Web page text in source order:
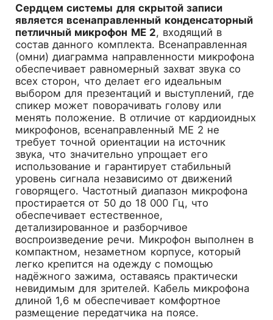
Сердцем системы для скрытой записи
является всенаправленный конденсаторный
петличный микрофон ME 2, входящий в
состав данного комплекта. Всенаправленная
(омни) диаграмма направленности микрофона
обеспечивает равномерный захват звука со
всех сторон, что делает его идеальным
выбором для презентаций и выступлений, где
спикер может поворачивать голову или
менять положение. В отличие от кардиоидных
микрофонов, всенаправленный ME 2 не
требует точной ориентации на источник
звука, что значительно упрощает его
использование и гарантирует стабильный
уровень сигнала независимо от движений
говорящего. Частотный диапазон микрофона
простирается от 50 до 18 000 Гц, что
обеспечивает естественное,
детализированное и разборчивое
воспроизведение речи. Микрофон выполнен в
компактном, незаметном корпусе, который
легко крепится на одежду с помощью
надёжного зажима, оставаясь практически
невидимым для зрителей. Кабель микрофона
длиной 1,6 м обеспечивает комфортное
размещение передатчика на поясе.